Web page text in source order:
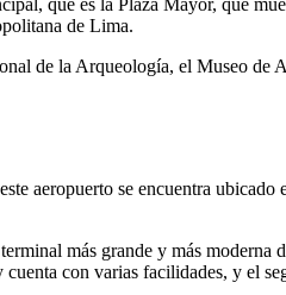
que es la Plaza Mayor, que
de Lima.
de la Arqueología, el Museo de
aeropuerto se encuentra
más grande y más
con varias facilidades, y el